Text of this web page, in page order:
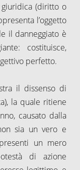
(diritto o
l’oggetto
il danneggiato è
costituisce,
perfetto.
il dissenso di
la quale ritiene
causato dalla
sia un vero e
un mero
di azione